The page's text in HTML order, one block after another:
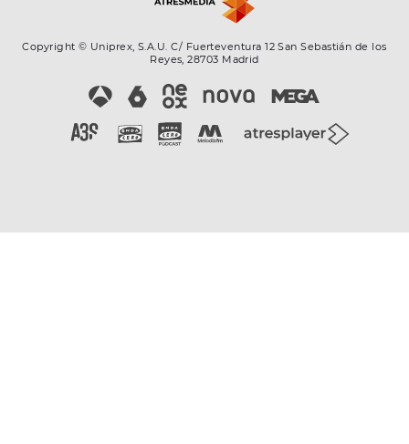
Copyright © Uniprex, S.A.U. C/ Fuerteventura 12 San Sebastián de los
Reyes, 28703 Madrid